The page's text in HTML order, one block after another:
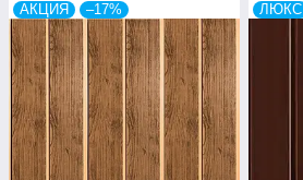
АКЦИЯ –17% ЛЮКС